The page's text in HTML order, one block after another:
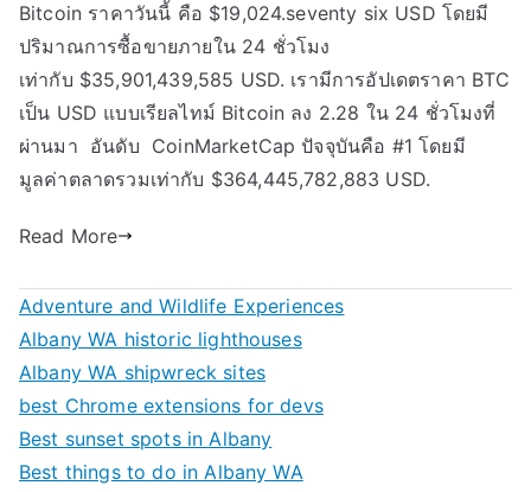
Bitcoin ราคาวันนี้ คือ $19,024.seventy six USD โดยมี
ปริมาณการซื้อขายภายใน 24 ชั่วโมง
เท่ากับ $35,901,439,585 USD. เรามีการอัปเดตราคา BTC
เป็น USD แบบเรียลไทม์ Bitcoin ลง 2.28 ใน 24 ชั่วโมงที่
ผ่านมา อันดับ CoinMarketCap ปัจจุบันคือ #1 โดยมี
มูลค่าตลาดรวมเท่ากับ $364,445,782,883 USD.
Read More
Adventure and Wildlife Experiences
Albany WA historic lighthouses
Albany WA shipwreck sites
best Chrome extensions for devs
Best sunset spots in Albany
Best things to do in Albany WA